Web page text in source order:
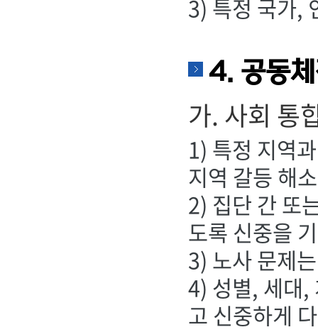
3) 특정 국가,
4. 공동
가. 사회 통
1) 특정 지역
지역 갈등 해
2) 집단 간 또
도록 신중을
3) 노사 문제
4) 성별, 세대,
고 신중하게